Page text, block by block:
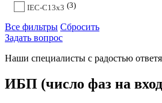
IEC-C13x3 3
Все фильтры Сбросить
Задать вопрос
Наши специалисты с радостью
ИБП (число фаз на